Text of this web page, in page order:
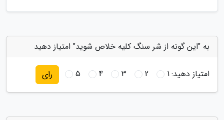
به "این گونه از شر سنگ کلیه خلاص شوید" امتیاز دهید
امتیاز دهید:1
2
3
4
5 رای